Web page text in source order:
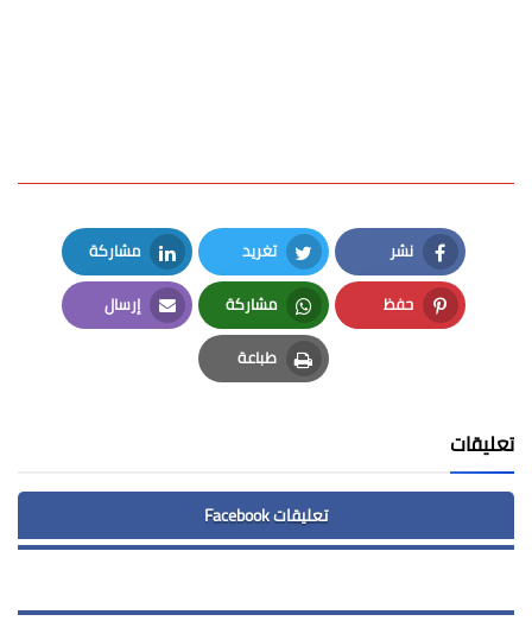
نشر
Facebook
تغريد
Twitter
مشاركة
LinkedIn
حفظ
Pinterest
مشاركة
Whatsapp
إرسال
Email
طباعة
Print
تعليقات
تعليقات Facebook